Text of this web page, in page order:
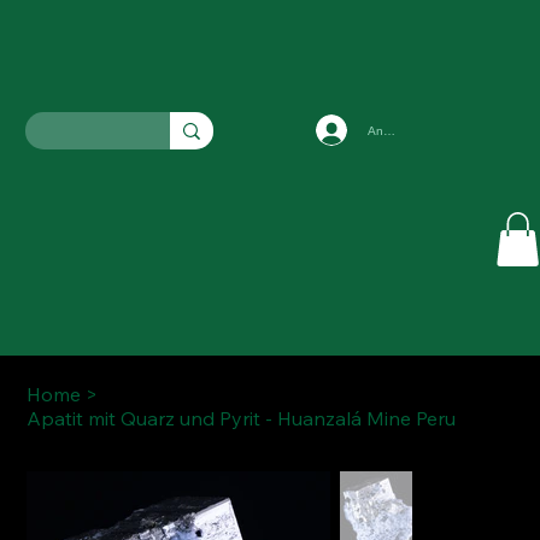
Anmelden
Home >
Apatit mit Quarz und Pyrit - Huanzalá Mine Peru